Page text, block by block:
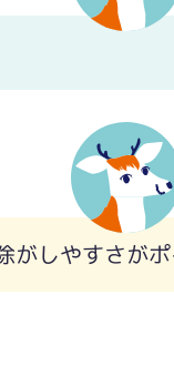
がしやすさがポ